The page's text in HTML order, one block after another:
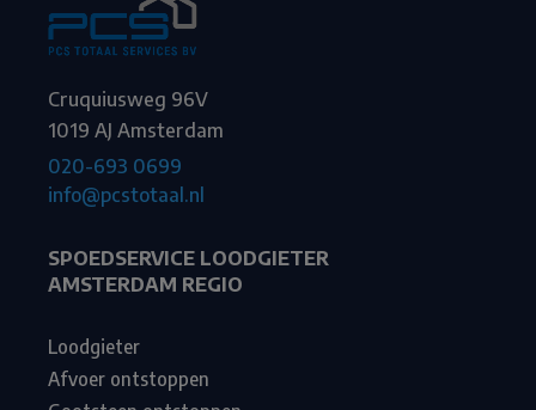
Cruquiusweg 96V
1019 AJ Amsterdam
020-693 0699
info@pcstotaal.nl
SPOEDSERVICE LOODGIETER
AMSTERDAM REGIO
Loodgieter
Afvoer ontstoppen